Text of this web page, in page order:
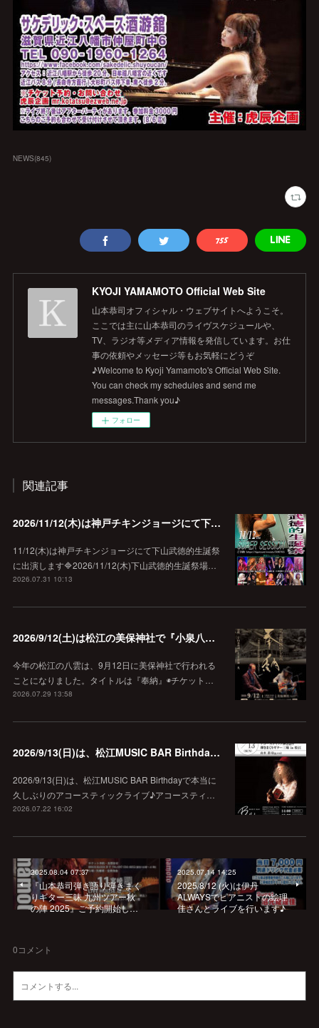
NEWS(845)
KYOJI YAMAMOTO Official Web Site
山本恭司オフィシャル・ウェブサイトへようこそ。
ここでは主に山本恭司のライヴスケジュールや、
TV、ラジオ等メディア情報を発信しています。お仕
事の依頼やメッセージ等もお気軽にどうぞ
♪Welcome to Kyoji Yamamoto's Official Web Site.
You can check my schedules and send me
messages.Thank you♪
フォロー
関連記事
2026/11/12(木)は神戸チキンジョージにて下山武徳的生誕祭に出演します♪
11/12(木)は神戸チキンジョージにて下山武徳的生誕祭
に出演します🔷2026/11/12(木)下山武徳的生誕祭場…
2026.07.31 10:13
2026/9/12(土)は松江の美保神社で『小泉八雲朗読のしらべ』
今年の松江の八雲は、9月12日に美保神社で行われる
ことになりました。タイトルは『奉納』◉チケット…
2026.07.29 13:58
2026/9/13(日)は、松江MUSIC BAR Birthdayでアコースティック弾き語り弾きまくりギター三昧♪
2026/9/13(日)は、松江MUSIC BAR Birthdayで本当に
久しぶりのアコースティックライブ♪アコースティ…
2026.07.22 16:02
2025.08.04 07:37
『山本恭司弾き語り弾きまく
りギター三昧 九州ツアー秋
の陣 2025』ご予約開始し…
2025.07.14 14:25
2025/8/12 (火)は伊丹
ALWAYSでピアニストの絵理
佳さんとライブを行います♪
0コメント